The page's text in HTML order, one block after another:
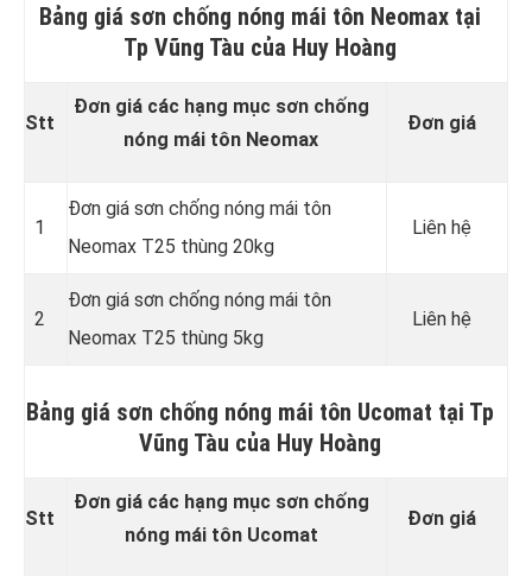
Bảng giá sơn chống nóng mái tôn Neomax tại
Tp Vũng Tàu của Huy Hoàng
Stt
Đơn giá các hạng mục sơn chống
nóng mái tôn Neomax
Đơn giá
1
Đơn giá sơn chống nóng mái tôn
Neomax T25 thùng 20kg
Liên hệ
2
Đơn giá sơn chống nóng mái tôn
Neomax T25 thùng 5kg
Liên hệ
Bảng giá sơn chống nóng mái tôn Ucomat tại Tp
Vũng Tàu của Huy Hoàng
Stt
Đơn giá các hạng mục sơn chống
nóng mái tôn Ucomat
Đơn giá